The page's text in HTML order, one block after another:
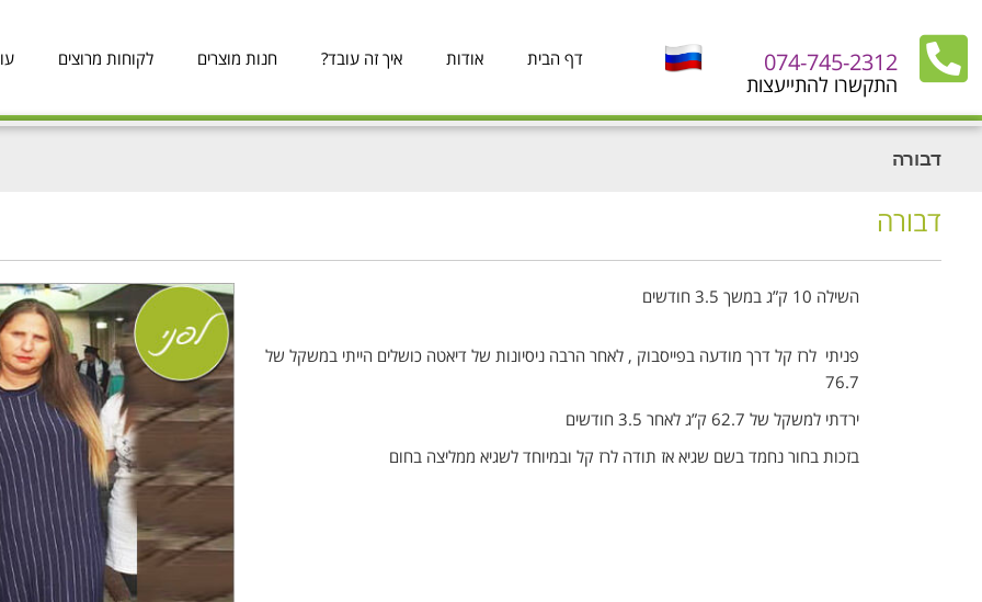
074-745-2312
התקשרו להתייעצות
דף הבית אודות איך זה עובד? חנות מוצרים לקוחות מרוצים
דבורה
דבורה
השילה 10 ק”ג במשך 3.5 חודשים
פניתי לרז קל דרך מודעה בפייסבוק , לאחר הרבה ניסיונות של דיאטה כושלים הייתי במשקל של
76.7
ירדתי למשקל של 62.7 ק”ג לאחר 3.5 חודשים
בזכות בחור נחמד בשם שגיא אז תודה לרז קל ובמיוחד לשגיא ממליצה בחום